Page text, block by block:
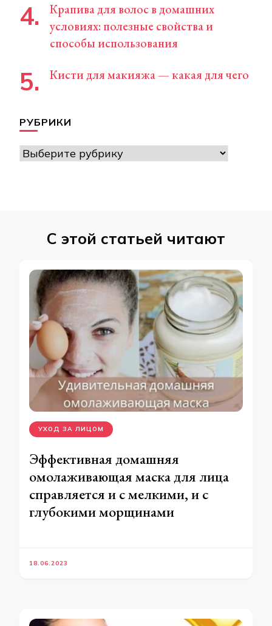
Крапива для волос в домашних
условиях: полезные свойства и
способы использования
Кисти для макияжа — какая для чего
РУБРИКИ
Рубрики
С этой статьей читают
УХОД ЗА ЛИЦОМ
Эффективная домашняя
омолаживающая маска для лица
справляется и с мелкими, и с
глубокими морщинами
18.06.2023